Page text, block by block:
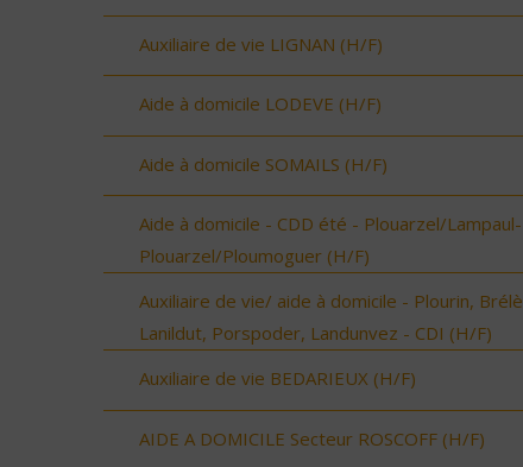
Auxiliaire de vie LIGNAN (H/F)
Aide à domicile LODEVE (H/F)
Aide à domicile SOMAILS (H/F)
Aide à domicile - CDD été - Plouarzel/Lampaul-
Plouarzel/Ploumoguer (H/F)
Auxiliaire de vie/ aide à domicile - Plourin,
Lanildut, Porspoder, Landunvez - CDI (H/F)
Auxiliaire de vie BEDARIEUX (H/F)
AIDE A DOMICILE Secteur ROSCOFF (H/F)